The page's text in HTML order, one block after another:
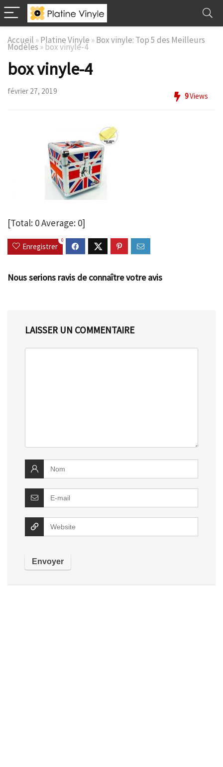
Accueil »Platine Vinyle »Box vinyle: Top 5 des Meilleurs
Modèles » box vinyle-4
box vinyle-4
février 27, 2019
9Views
[Total: 0Average: 0]
Enregistrer
0
Nous serions ravis de connaître votre avis
LAISSER UN COMMENTAIRE